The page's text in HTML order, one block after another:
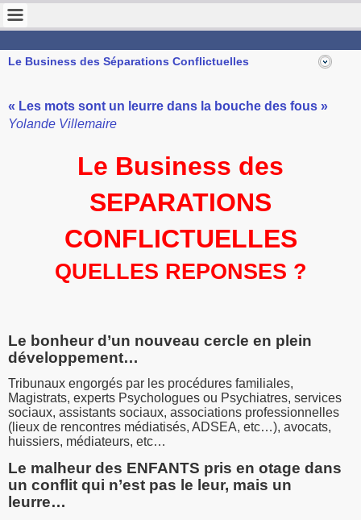
Le Business des Séparations Conflictuelles
« Les mots sont un leurre dans la bouche des fous »
Yolande Villemaire
Le Business des
SEPARATIONS
CONFLICTUELLES
QUELLES REPONSES ?
Le bonheur d’un nouveau cercle en plein
développement…
Tribunaux engorgés par les procédures familiales,
Magistrats, experts Psychologues ou Psychiatres, services
sociaux, assistants sociaux, associations professionnelles
(lieux de rencontres médiatisés, ADSEA, etc…), avocats,
huissiers, médiateurs, etc…
Le malheur des ENFANTS pris en otage dans
un conflit qui n’est pas le leur, mais un
leurre…